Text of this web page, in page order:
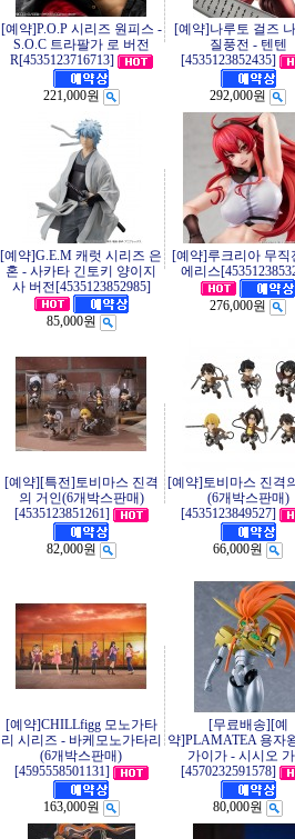
[예약]P.O.P 시리즈 원피스 -
S.O.C 트라팔가 로 버전
R[4535123716713]
221,000원
[예약]나루토 걸즈
질풍전 - 텐텐
[4535123852435]
292,000원
[예약]G.E.M 캐럿 시리즈 은
혼 - 사카타 긴토키 양이지
사 버전[4535123852985]
85,000원
[예약]루크리아 무직
에리스
276,000원
[예약][특전]토비마스 진격
의 거인(6개박스판매)
[4535123851261]
82,000원
[예약]토비마스 진격
(6개박스판매)
[4535123849527]
66,000원
[예약]CHILLfigg 모노가타
리 시리즈 - 바케모노가타리
(6개박스판매)
[4595558501131]
163,000원
[무료배송][예
약]PLAMATEA 용자
가이가 - 시시오
[4570232591578]
80,000원